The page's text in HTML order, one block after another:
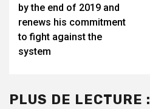
by the end of 2019 and
renews his commitment
to fight against the
system
PLUS DE LECTURE :